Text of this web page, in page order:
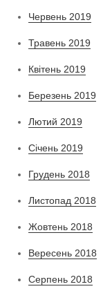
Червень 2019
Травень 2019
Квітень 2019
Березень 2019
Лютий 2019
Січень 2019
Грудень 2018
Листопад 2018
Жовтень 2018
Вересень 2018
Серпень 2018